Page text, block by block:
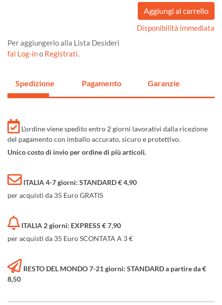
Disponibilità immediata
Per aggiungerlo alla Lista Desideri
fai Log-ino Registrati.
Spedizione Pagamento Garanzie
L'ordine viene spedito entro 2 giorni lavorativi dalla ricezione
del pagamento con imballo accurato, sicuro e protettivo.
Unico costo di invio per ordine di più articoli.
ITALIA 4-7 giorni: STANDARD € 4,90
per acquisti da 35 Euro GRATIS
ITALIA 2 giorni: EXPRESS € 7,90
per acquisti da 35 Euro SCONTATA A 3 €
RESTO DEL MONDO 7-21 giorni: STANDARD a partire da €
8,50